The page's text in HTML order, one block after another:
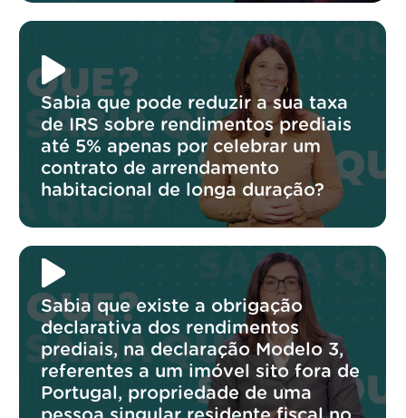
Sabia que pode reduzir a sua taxa
de IRS sobre rendimentos prediais
até 5% apenas por celebrar um
contrato de arrendamento
habitacional de longa duração?
Sabia que existe a obrigação
declarativa dos rendimentos
prediais, na declaração Modelo 3,
referentes a um imóvel sito fora de
Portugal, propriedade de uma